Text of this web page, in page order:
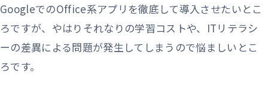
GoogleでのOffice系アプリを徹底して導入させたいとこ
ろですが、やはりそれなりの学習コストや、ITリテラシ
ーの差異による問題が発生してしまうので悩ましいとこ
ろです。